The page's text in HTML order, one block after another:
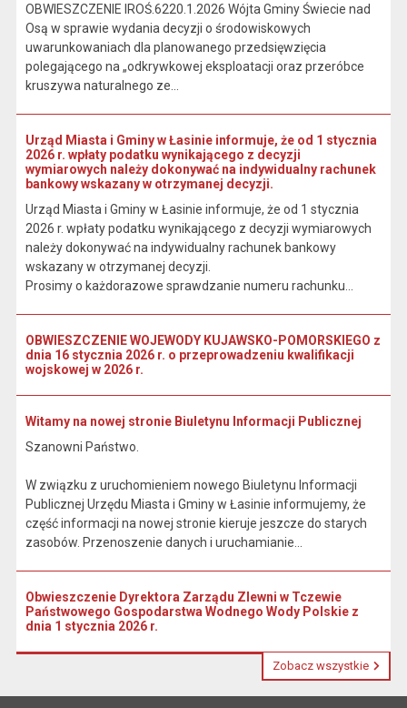
OBWIESZCZENIE IROŚ.6220.1.2026 Wójta Gminy Świecie nad
Osą w sprawie wydania decyzji o środowiskowych
uwarunkowaniach dla planowanego przedsięwzięcia
polegającego na „odkrywkowej eksploatacji oraz przeróbce
kruszywa naturalnego ze...
Urząd Miasta i Gminy w Łasinie informuje, że od 1 stycznia
2026 r. wpłaty podatku wynikającego z decyzji
wymiarowych należy dokonywać na indywidualny rachunek
bankowy wskazany w otrzymanej decyzji.
Urząd Miasta i Gminy w Łasinie informuje, że od 1 stycznia
2026 r. wpłaty podatku wynikającego z decyzji wymiarowych
należy dokonywać na indywidualny rachunek bankowy
wskazany w otrzymanej decyzji.
Prosimy o każdorazowe sprawdzanie numeru rachunku...
OBWIESZCZENIE WOJEWODY KUJAWSKO-POMORSKIEGO z
dnia 16 stycznia 2026 r. o przeprowadzeniu kwalifikacji
wojskowej w 2026 r.
Witamy na nowej stronie Biuletynu Informacji Publicznej
Szanowni Państwo.
W związku z uruchomieniem nowego Biuletynu Informacji
Publicznej Urzędu Miasta i Gminy w Łasinie informujemy, że
część informacji na nowej stronie kieruje jeszcze do starych
zasobów. Przenoszenie danych i uruchamianie...
Obwieszczenie Dyrektora Zarządu Zlewni w Tczewie
Państwowego Gospodarstwa Wodnego Wody Polskie z
dnia 1 stycznia 2026 r.
Zobacz wszystkie